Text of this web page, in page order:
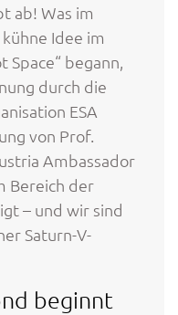
ab! Was im
Idee im
Space“ begann,
durch die
ESA
von Prof.
Ambassador
Bereich der
– und wir sind
Saturn-V-
beginnt